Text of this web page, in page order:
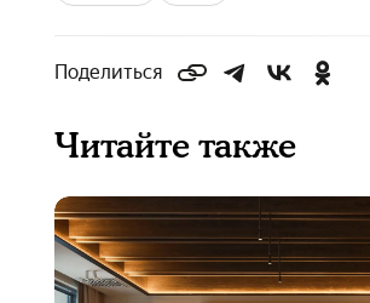
Поделиться
Читайте также